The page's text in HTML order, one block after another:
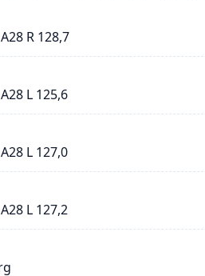
R 128,7
L 125,6
L 127,0
L 127,2